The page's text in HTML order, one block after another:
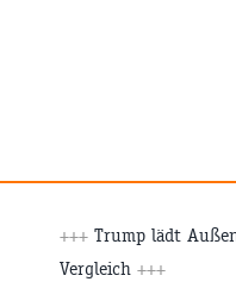
+++ Trump lädt
Vergleich +++